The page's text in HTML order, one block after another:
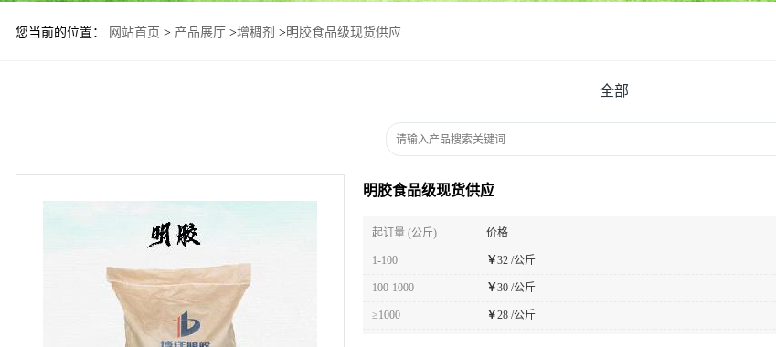
您当前的位置： 网站首页 > 产品展厅 >增稠剂 >明胶食品级现货供应
全部
明胶食品级现货供应
起订量 (公斤) 价格
1-100 ￥32 /公斤
100-1000 ￥30 /公斤
≥1000 ￥28 /公斤